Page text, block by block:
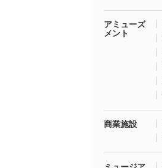
アミューズ
メント
商業施設